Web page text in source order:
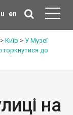
en
> Київ > У Музеї
до
на